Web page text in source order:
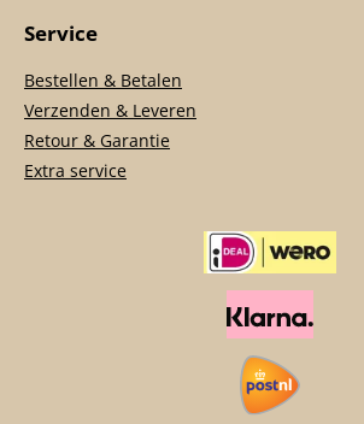
Service
Bestellen & Betalen
Verzenden & Leveren
Retour & Garantie
Extra service